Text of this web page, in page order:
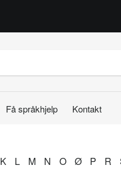
Få språkhjelp Kontakt
K L M N O Ø P R